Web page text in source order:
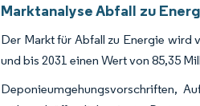
Marktanalyse Abfall zu
Der Markt für Abfall zu Energie wird
und bis 2031 einen Wert von 85,35
Deponieumgehungsvorschriften,